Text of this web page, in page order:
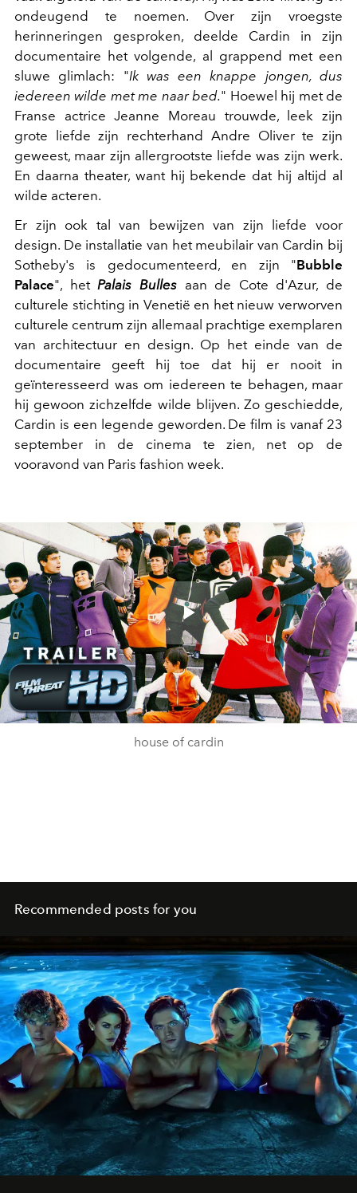
ondeugend te noemen. Over zijn vroegste
herinneringen gesproken, deelde Cardin in zijn
documentaire het volgende, al grappend met een
sluwe glimlach: "Ik was een knappe jongen, dus
iedereen wilde met me naar bed." Hoewel hij met de
Franse actrice Jeanne Moreau trouwde, leek zijn
grote liefde zijn rechterhand Andre Oliver te zijn
geweest, maar zijn allergrootste liefde was zijn werk.
En daarna theater, want hij bekende dat hij altijd al
wilde acteren.
Er zijn ook tal van bewijzen van zijn liefde voor
design. De installatie van het meubilair van Cardin bij
Sotheby's is gedocumenteerd, en zijn "Bubble
Palace", hetPalais Bullesaan de Cote d'Azur, de
culturele stichting in Venetië en het nieuw verworven
culturele centrum zijn allemaal prachtige exemplaren
van architectuur en design. Op het einde van de
documentaire geeft hij toe dat hij er nooit in
geïnteresseerd was om iedereen te behagen, maar
hij gewoon zichzelfde wilde blijven. Zo geschiedde,
Cardin is een legende geworden. De film is vanaf 23
september in de cinema te zien, net op de
vooravond van Paris fashion week.
Play
Video
house of cardin
Recommended posts for you